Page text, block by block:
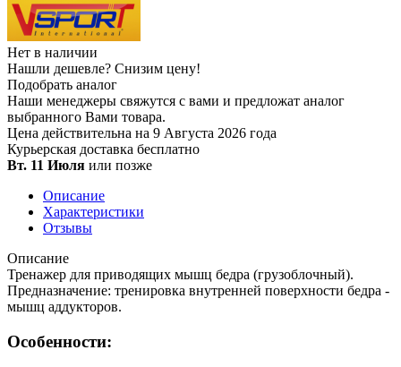
Нет в наличии
Нашли дешевле? Снизим цену!
Подобрать аналог
Наши менеджеры свяжутся с вами и предложат аналог
выбранного Вами товара.
Цена действительна на 9 Августа 2026 года
Курьерская доставка бесплатно
Вт. 11 Июля или позже
Описание
Характеристики
Отзывы
Описание
Тренажер для приводящих мышц бедра (грузоблочный).
Предназначение: тренировка внутренней поверхности бедра -
мышц аддукторов.
Особенности: